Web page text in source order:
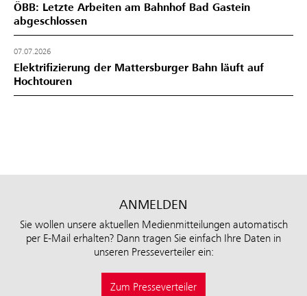
ÖBB: Letzte Arbeiten am Bahnhof Bad Gastein
abgeschlossen
07.07.2026
Elektrifizierung der Mattersburger Bahn läuft auf
Hochtouren
ANMELDEN
Sie wollen unsere aktuellen Medienmitteilungen automatisch
per E-Mail erhalten? Dann tragen Sie einfach Ihre Daten in
unseren Presseverteiler ein:
Zum Presseverteiler